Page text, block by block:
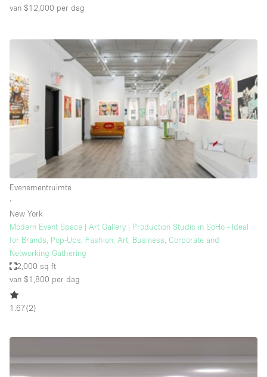
Dakterras
Elektriciteit
Etalage
Grote entree
Haussmann-stijl
Internet
Kantoorbenodigdheden
Kledingrek
Leefruimte
Lift
Meerdere kamers
RAW
van $12,000 per dag
Evenementruimte
∙
New York
Modern Event Space | Art Gallery | Production Studio in SoHo - Ideal
for Brands, Pop-Ups, Fashion, Art, Business, Corporate and
Networking Gathering
2,000 sq ft
van $1,800 per dag
1.67(2)